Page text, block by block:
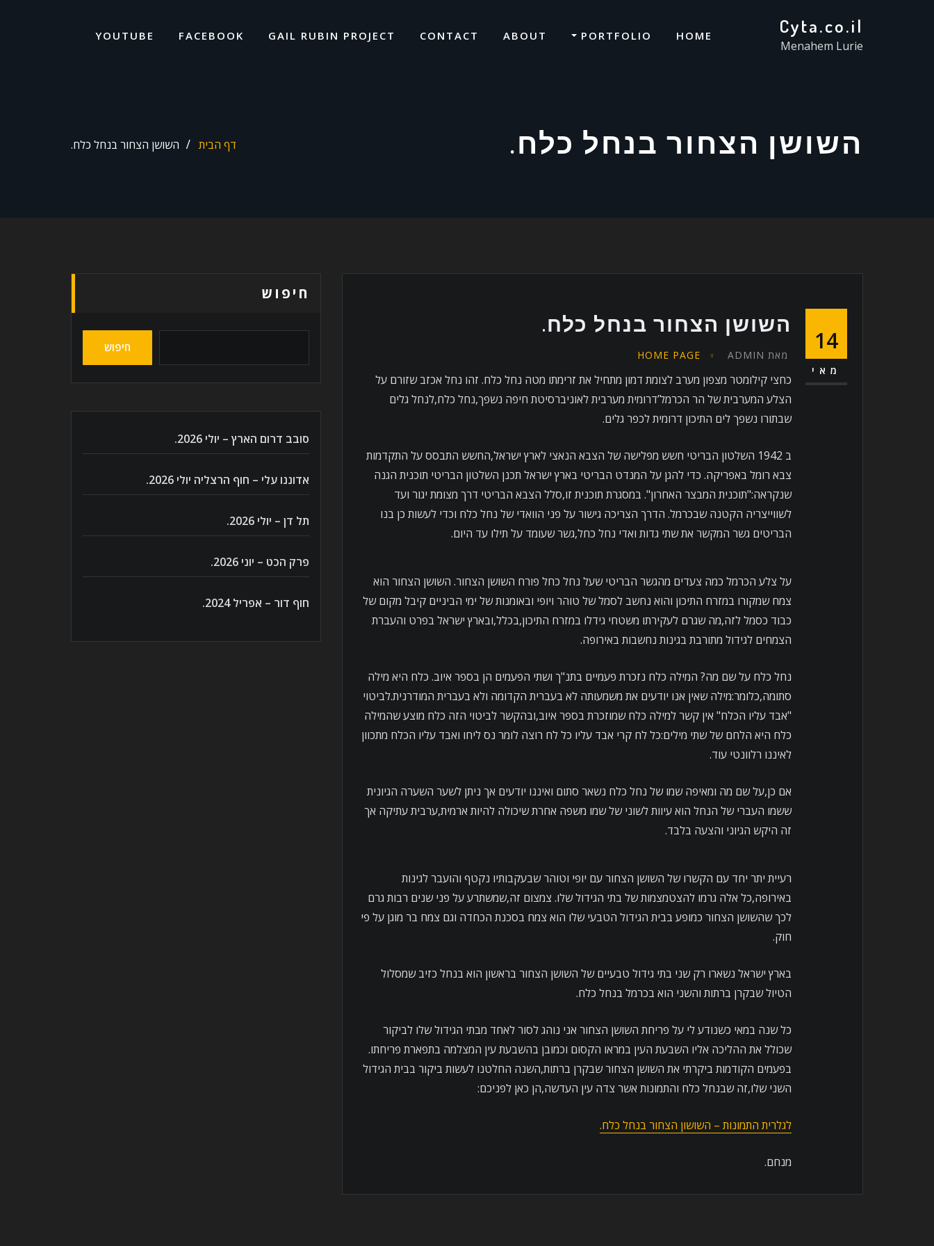
Cyta.co.il
Menahem Lurie
HOME
PORTFOLIO
ABOUT
CONTACT
GAIL RUBIN PROJECT
FACEBOOK
YOUTUBE
השושן הצחור בנחל כלח. דף הבית השושן הצחור בנחל כלח.
14
מאי
השושן הצחור בנחל כלח.
מאת ADMIN
HOME PAGE
כחצי קילומטר מצפון מערב לצומת דמון מתחיל את זרימתו מטה נחל כלח. זהו נחל אכזב שזורם על
הצלע המערבית של הר הכרמל’דרומית מערבית לאוניברסיטת חיפה נשפך,נחל כלח,לנחל גלים
שבתורו נשפך לים התיכון דרומית לכפר גלים.
ב 1942 השלטון הבריטי חשש מפלישה של הצבא הנאצי לארץ ישראל,החשש התבסס על התקדמות
צבא רומל באפריקה. כדי להגן על המנדט הבריטי בארץ ישראל תכנן השלטון הבריטי תוכנית הגנה
שנקראה:"תוכנית המבצר האחרון". במסגרת תוכנית זו,סלל הצבא הבריטי דרך מצומת יגור ועד
לשווייצריה הקטנה שבכרמל. הדרך הצריכה גישור על פני הוואדי של נחל כלח וכדי לעשות כן בנו
הבריטים גשר המקשר את שתי גדות ואדי נחל כחל,גשר שעומד על תילו עד היום.
על צלע הכרמל כמה צעדים מהגשר הבריטי שעל נחל כחל פורח השושן הצחור. השושן הצחור הוא
צמח שמקורו במזרח התיכון והוא נחשב לסמל של טוהר ויופי ובאומנות של ימי הביניים קיבל מקום של
כבוד כסמל לזה,מה שגרם לעקירתו משטחי גידלו במזרח התיכון,בכלל,ובארץ ישראל בפרט והעברת
הצמחים לגידול מתורבת בגינות נחשבות באירופה.
נחל כלח על שם מה? המילה כלח נזכרת פעמיים בתנ"ך ושתי הפעמים הן בספר איוב. כלח היא מילה
סתומה,כלומר:מילה שאין אנו יודעים את משמעותה לא בעברית הקדומה ולא בעברית המודרנית.לביטוי
"אבד עליו הכלח" אין קשר למילה כלח שמוזכרת בספר איוב,ובהקשר לביטוי הזה כלח מוצע שהמילה
כלח היא הלחם של שתי מילים:כל לח קרי אבד עליו כל לח רוצה לומר נס ליחו ואבד עליו הכלח מתכוון
לאיננו רלוונטי עוד.
אם כן,על שם מה ומאיפה שמו של נחל כלח נשאר סתום ואיננו יודעים אך ניתן לשער השערה הגיונית
ששמו העברי של הנחל הוא עיוות לשוני של שמו משפה אחרת שיכולה להיות ארמית,ערבית עתיקה אך
זה היקש הגיוני והצעה בלבד.
רעיית יתר יחד עם הקשרו של השושן הצחור עם יופי וטוהר שבעקבותיו נקטף והועבר לגינות
באירופה,כל אלה גרמו להצטמצמות של בתי הגידול שלו. צמצום זה,שמשתרע על פני שנים רבות גרם
לכך שהשושן הצחור כמופע בבית הגידול הטבעי שלו הוא צמח בסכנת הכחדה וגם צמח בר מוגן על פי
חוק.
בארץ ישראל נשארו רק שני בתי גידול טבעיים של השושן הצחור בראשון הוא בנחל כזיב שמסלול
הטיול שבקרן ברתות והשני הוא בכרמל בנחל כלח.
כל שנה במאי כשנודע לי על פריחת השושן הצחור אני נוהג לסור לאחד מבתי הגידול שלו לביקור
שכולל את ההליכה אליו השבעת העין במראו הקסום וכמובן בהשבעת עין המצלמה בתפארת פריחתו.
בפעמים הקודמות ביקרתי את השושן הצחור שבקרן ברתות,השנה החלטנו לעשות ביקור בבית הגידול
השני שלו,זה שבנחל כלח והתמונות אשר צדה עין העדשה,הן כאן לפניכם:
לגלרית התמונות – השושון הצחור בנחל כלח.
מנחם.
חיפוש
חיפוש
סובב דרום הארץ – יולי 2026.
אדוננו עלי – חוף הרצליה יולי 2026.
תל דן – יולי 2026.
פרק הכט – יוני 2026.
חוף דור – אפריל 2024.